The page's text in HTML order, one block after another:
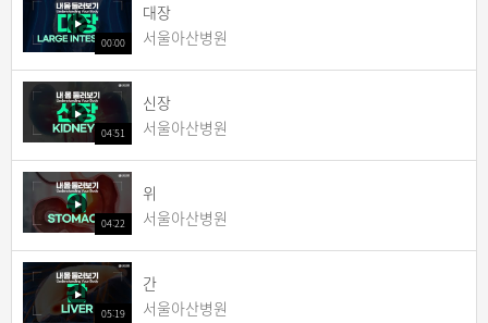
00:00
대장
서울아산병원
04:51
신장
서울아산병원
04:22
위
서울아산병원
05:19
간
서울아산병원